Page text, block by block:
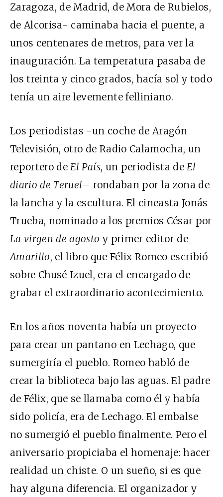
Zaragoza, de Madrid, de Mora de Rubielos,
de Alcorisa- caminaba hacia el puente, a
unos centenares de metros, para ver la
inauguración. La temperatura pasaba de
los treinta y cinco grados, hacía sol y todo
tenía un aire levemente felliniano.
Los periodistas -un coche de Aragón
Televisión, otro de Radio Calamocha, un
reportero de El País, un periodista deEl
diario de Teruel– rondaban por la zona de
la lancha y la escultura. El cineasta Jonás
Trueba, nominado a los premios César por
La virgen de agosto y primer editor de
Amarillo, el libro que Félix Romeo escribió
sobre Chusé Izuel, era el encargado de
grabar el extraordinario acontecimiento.
En los años noventa había un proyecto
para crear un pantano en Lechago, que
sumergiría el pueblo. Romeo habló de
crear la biblioteca bajo las aguas. El padre
de Félix, que se llamaba como él y había
sido policía, era de Lechago. El embalse
no sumergió el pueblo finalmente. Pero el
aniversario propiciaba el homenaje: hacer
realidad un chiste. O un sueño, si es que
hay alguna diferencia. El organizador y